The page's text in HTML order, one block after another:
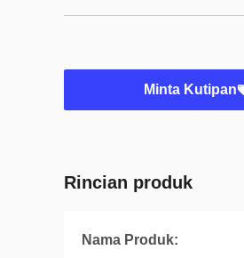
Minta Kutipan
Rincian produk
Nama Produk: